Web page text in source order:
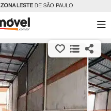
ZONA LESTEDE SÃO PAULO